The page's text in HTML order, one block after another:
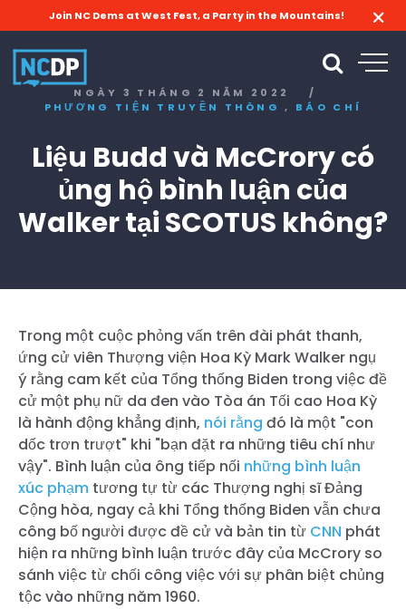
Join NC Dems at West Fest, a Party in the Mountains!
NGÀY 3 THÁNG 2 NĂM 2022
/
PHƯƠNG TIỆN TRUYỀN THÔNG , BÁO CHÍ
Liệu Budd và McCrory có
ủng hộ bình luận của
Walker tại SCOTUS không?
Trong một cuộc phỏng vấn trên đài phát thanh,
ứng cử viên Thượng viện Hoa Kỳ Mark Walker ngụ
ý rằng cam kết của Tổng thống Biden trong việc đề
cử một phụ nữ da đen vào Tòa án Tối cao Hoa Kỳ
là hành động khẳng định, nói rằng đó là một "con
dốc trơn trượt" khi "bạn đặt ra những tiêu chí như
vậy". Bình luận của ông tiếp nối những bình luận
xúc phạm tương tự từ các Thượng nghị sĩ Đảng
Cộng hòa, ngay cả khi Tổng thống Biden vẫn chưa
công bố người được đề cử và bản tin từ CNN phát
hiện ra những bình luận trước đây của McCrory so
sánh việc từ chối công việc với sự phân biệt chủng
tộc vào những năm 1960.